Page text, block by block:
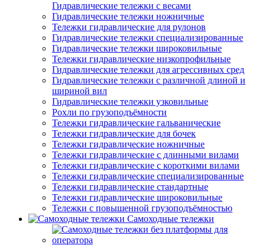
Гидравлические тележки с весами
Гидравлические тележки ножничные
Тележки гидравлические для рулонов
Гидравлические тележки специализированные
Гидравлические тележки широковильные
Тележки гидравлические низкопрофильные
Гидравлические тележки для агрессивных сред
Гидравлические тележки с различной длиной и
шириной вил
Гидравлические тележки узковильные
Рохли по грузоподъёмности
Тележки гидравлические гальванические
Тележки гидравлические для бочек
Тележки гидравлические ножничные
Тележки гидравлические с длинными вилами
Тележки гидравлические с короткими вилами
Тележки гидравлические специализированные
Тележки гидравлические стандартные
Тележки гидравлические широковильные
Тележки с повышенной грузоподъёмностью
Самоходные тележки